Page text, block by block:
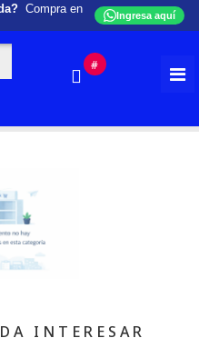
Compra en
Ingresa aquí
#
INTERESAR